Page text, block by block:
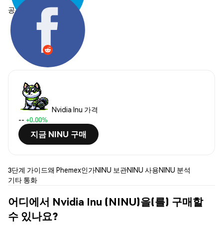
공유하기:
Nvidia Inu 가격
-- +0.00%
지금 NINU 구매
3단계 가이드왜 Phemex인가NINU 보관NINU 사용NINU 분석
기타 통화
어디에서 Nvidia Inu (NINU)을(를) 구매할
수 있나요?